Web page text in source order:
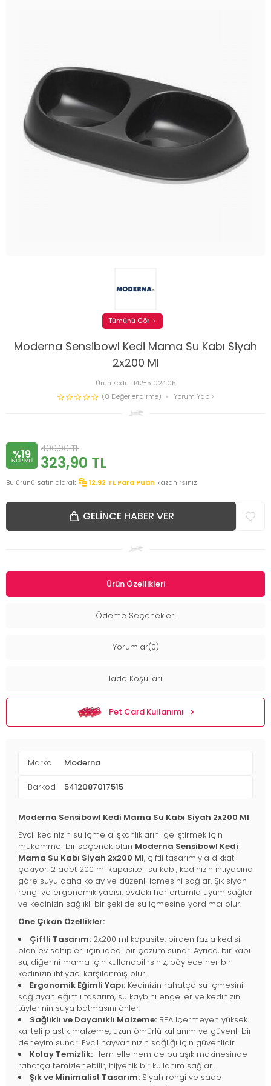
Moderna Sensibowl Kedi Mama Su Kabı Siyah
2x200 Ml
Ürün Kodu :142-51024.05
(0 Değerlendirme)
Yorum Yap
Tümünü Gör
%19
INDIRIMLI
400,00TL
323,90 TL
Bu ürünü satın alarak 12.92 TL Para Puan kazanırsınız!
GELINCE HABER VER
Ürün Özellikleri
Ödeme Seçenekleri
Yorumlar(0)
İade Koşulları
Pet Card Kullanımı
Marka Moderna
Barkod 5412087017515
Moderna Sensibowl Kedi Mama Su Kabı Siyah 2x200 Ml
Evcil kedinizin su içme alışkanlıklarını geliştirmek için
mükemmel bir seçenek olan Moderna Sensibowl Kedi
Mama Su Kabı Siyah 2x200 Ml, çiftli tasarımıyla dikkat
çekiyor. 2 adet 200 ml kapasiteli su kabı, kedinizin ihtiyacına
göre suyu daha kolay ve düzenli içmesini sağlar. Şık siyah
rengi ve ergonomik yapısı, evdeki her ortamla uyum sağlar
ve kedinizin sağlıklı bir şekilde su içmesine yardımcı olur.
Öne Çıkan Özellikler:
Çiftli Tasarım: 2x200 ml kapasite, birden fazla kedisi
olan ev sahipleri için ideal bir çözüm sunar. Ayrıca, bir kabı
su, diğerini mama için kullanabilirsiniz, böylece her bir
kedinizin ihtiyacı karşılanmış olur.
Ergonomik Eğimli Yapı: Kedinizin rahatça su içmesini
sağlayan eğimli tasarım, su kaybını engeller ve kedinizin
tüylerinin suya batmasını önler.
Sağlıklı ve Dayanıklı Malzeme: BPA içermeyen yüksek
kaliteli plastik malzeme, uzun ömürlü kullanım ve güvenli bir
deneyim sunar. Evcil hayvanınızın sağlığı için güvenlidir.
Kolay Temizlik: Hem elle hem de bulaşık makinesinde
rahatça temizlenebilir, hijyenik bir kullanım sağlar.
Şık ve Minimalist Tasarım: Siyah rengi ve sade